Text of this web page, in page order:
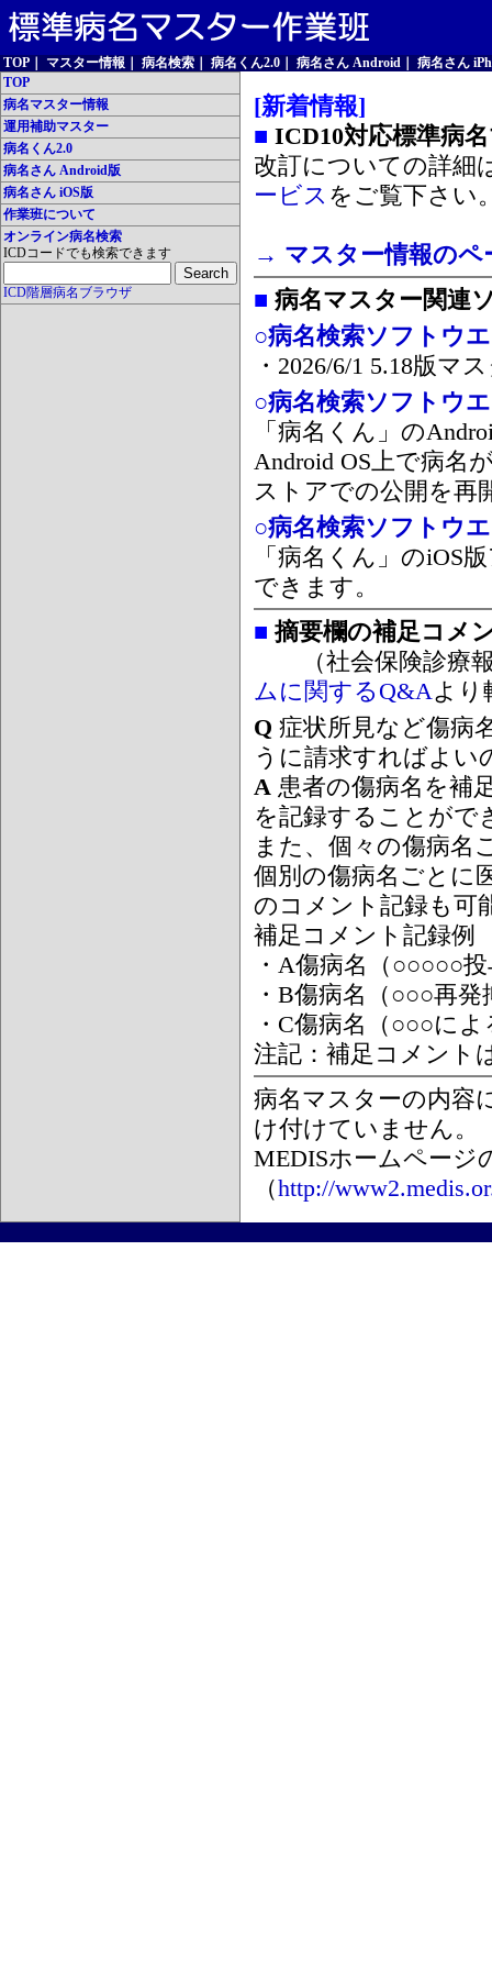
TOP マスター情報 病名検索 病名くん2.0 病名さん Android
病名さん
TOP
病名マスター情報
運用補助マスター
病名くん2.0
病名さん Android版
病名さん iOS版
作業班について
オンライン病名検索
ICDコードでも検索できます
ICD階層病名ブラウザ
[新着情報]
■ ICD10対応標準病
改訂についての詳細
ービス をご覧下さい
→ マスター情報のペ
■ 病名マスター関連
○病名検索ソフトウ
・2026/6/1 5.18版マ
○病名検索ソフトウ
「病名くん」の
Android OS上で病名
ストアでの公開を再
○病名検索ソフトウ
「病名くん」のiOS
できます。
■ 摘要欄の補足コメ
（社会保険診療報
ムに関するQ&Aより
Q 症状所見など傷病
うに請求すればよい
A 患者の傷病名を補
を記録することがで
また、個々の傷病名
個別の傷病名ごとに
のコメント記録も可
補足コメント記録例
・A傷病名（○○○○○
・B傷病名（○○○再
・C傷病名（○○○に
注記：補足コメント
病名マスターの内容
け付けていません。
MEDISホームページ
（http://